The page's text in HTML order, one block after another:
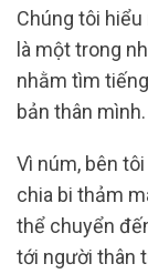
Chúng tôi
là một trong
nhằm tìm
bản thân mình.
Vì núm, bên
chia bi thảm
thể chuyển
tới người thân